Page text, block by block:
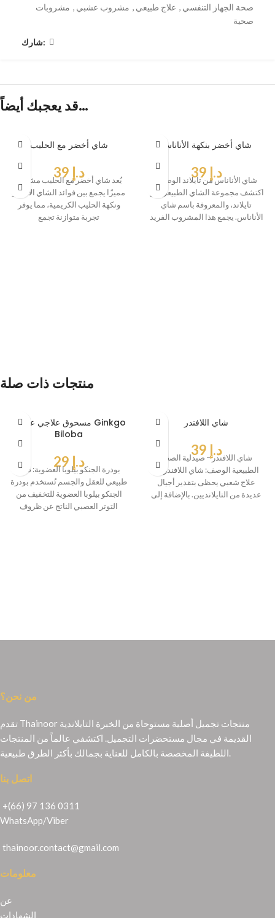
صحة الجهاز التنفسي , علاج طبيعي , مشروب عشبي , مشروبات
صحية
شارك:
قد يعجبك أيضاً…
شاي أخضر مع الحليب
د.إ
يُعد شاي أخضر مع الحليب مشروبًا
مميزًا يجمع بين فوائد الشاي الأخضر
ونكهة الحليب الكريمية، مما يوفر
تجربة متوازنة تجمع
شاي أخضر بنكهة الأناناس
د.إ
شاي الأناناس من تايلاند الوصف:
اكتشف مجموعة الشاي الطبيعي من
تايلاند، والمعروفة باسم شاي
الأناناس. يجمع هذا المشروب الفريد
منتجات ذات صلة
مسحوق علاجي عضوي Ginkgo
Biloba
د.إ
بودرة الجنكو بيلوبا العضوية: دعم
طبيعي للعقل والجسم تُستخدم بودرة
الجنكو بيلوبا العضوية للتخفيف من
التوتر العصبي الناتج عن ظروف
شاي اللافندر
د.إ
شاي اللافندر – صيدلية الصحة
الطبيعية الوصف: شاي اللافندر هو
علاج شعبي يحظى بتقدير أجيال
عديدة من التايلانديين. بالإضافة إلى
من نحن؟
تقدم Thainoor منتجات تجميل أصلية مستوحاة من الخبرة التايلاندية
القديمة في مجال مستحضرات التجميل. اكتشفي عالماً من المنتجات
اللطيفة المخصصة بالكامل للعناية بجمالك بأكثر الطرق طبيعية.
اتصل بنا
+(66) 97 136 0311
WhatsApp/Viber
thainoor.contact@gmail.com
معلومات
عن
الشهادات